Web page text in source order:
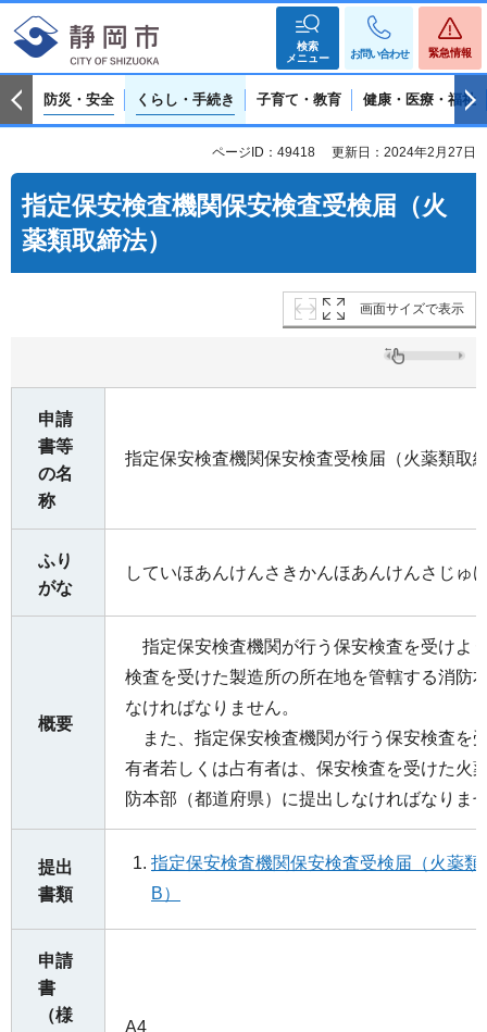
検索
メニュー
お問い合わせ 緊急情報
防災・安全 くらし・手続き 子育て・教育 健康・医療・福祉
ページID：49418 更新日：2024年2月27日
指定保安検査機関保安検査受検届（火
薬類取締法）
画面サイズで表示
申請
書等
の名
称
指定保安検査機関保安検査受検届（火薬類取
ふり
がな
していほあんけんさきかんほあんけんさじゅ
概要
指定保安検査機関が行う保安検査を受けよ
検査を受けた製造所の所在地を管轄する消防
なければなりません。
また、指定保安検査機関が行う保安検査を
有者若しくは占有者は、保安検査を受けた火
防本部（都道府県）に提出しなければなりま
提出
書類
指定保安検査機関保安検査受検届（火薬
B）
申請
書
（様
A4